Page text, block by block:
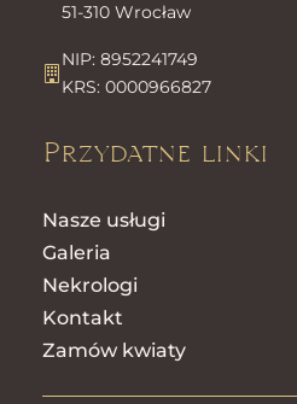
51-310 Wrocław
NIP: 8952241749
KRS: 0000966827
Przydatne linki
Nasze usługi
Galeria
Nekrologi
Kontakt
Zamów kwiaty